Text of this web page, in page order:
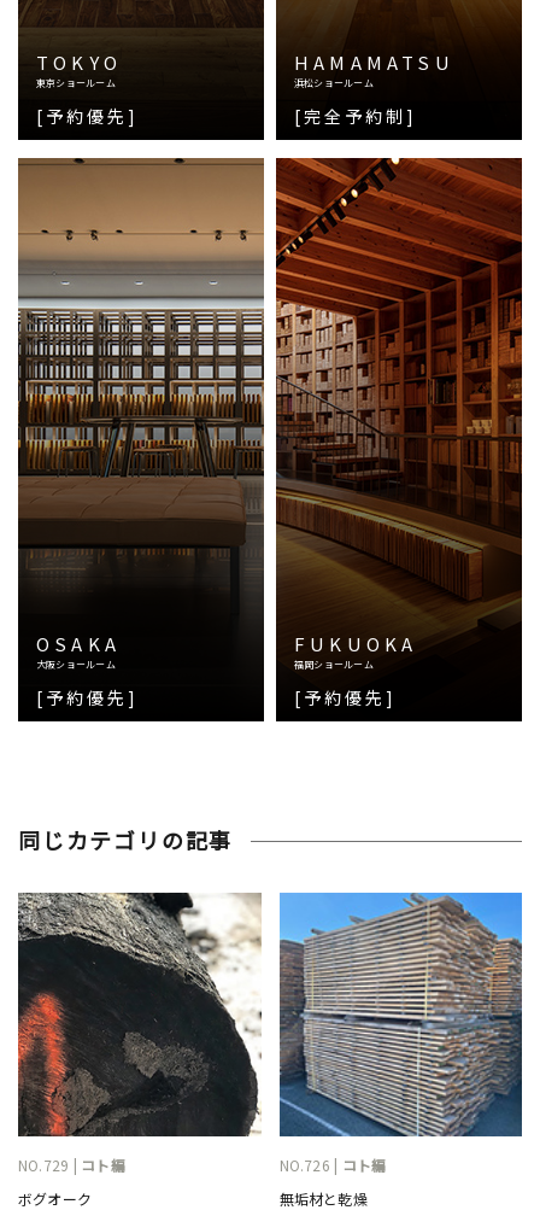
TOKYO
東京ショールーム
[予約優先]
HAMAMATSU
浜松ショールーム
[完全予約制]
OSAKA
大阪ショールーム
[予約優先]
FUKUOKA
福岡ショールーム
[予約優先]
同じカテゴリの記事
NO.729 | コト編
ボグオーク
NO.726 | コト編
無垢材と乾燥